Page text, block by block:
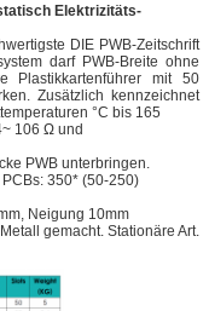
Elektrizitäts-
DIE PWB-Zeitschrift
darf PWB-Breite ohne
Plastikkartenführer mit 50
Zusätzlich kennzeichnet
°C bis 165
106 Ω und
PWB unterbringen.
350* (50-250)
Neigung 10mm
gemacht. Stationäre Art.